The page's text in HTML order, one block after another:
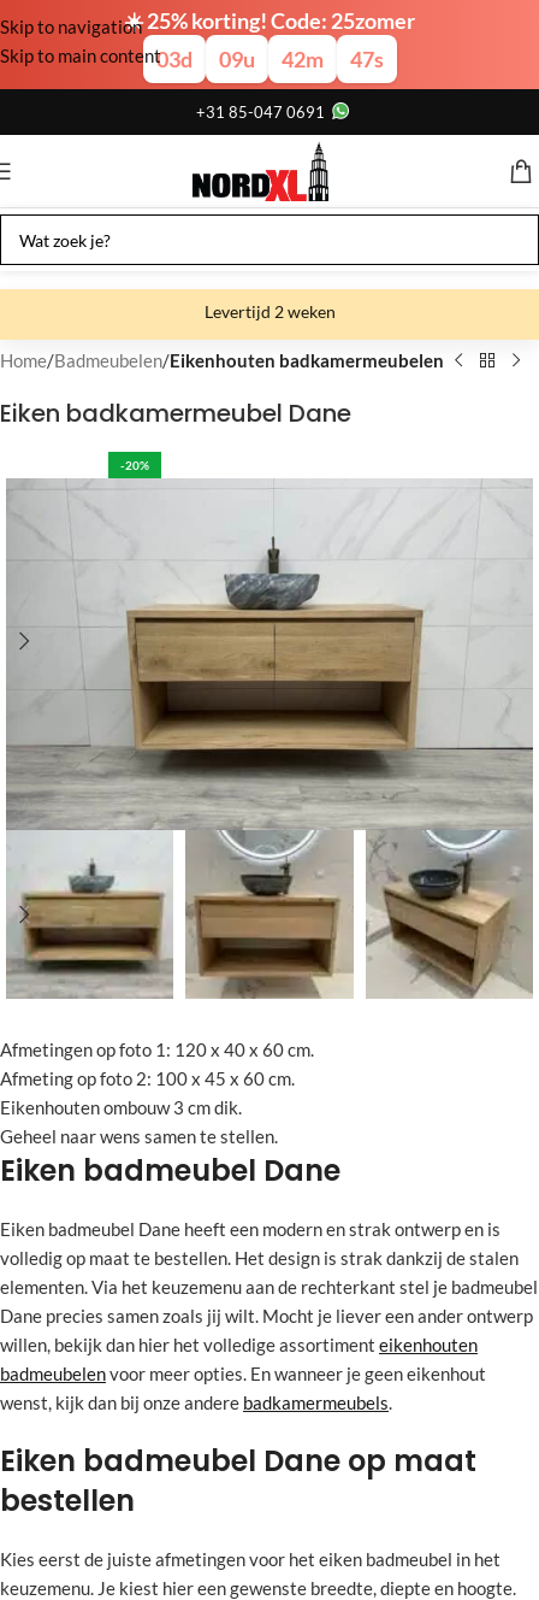
☀️ 25% korting! Code: 25zomer
03d 09u 42m 46s
Skip to navigation
Skip to main content
+31 85-047 0691
Levertijd 2 weken
Gratis verzending
Gratis afhalen
Home Badmeubelen Eikenhouten badkamermeubelen
Eiken badkamermeubel Dane
-20%
Afmetingen op foto 1: 120 x 40 x 60 cm.
Afmeting op foto 2: 100 x 45 x 60 cm.
Eikenhouten ombouw 3 cm dik.
Geheel naar wens samen te stellen.
Eiken badmeubel Dane
Eiken badmeubel Dane heeft een modern en strak ontwerp en is
volledig op maat te bestellen. Het design is strak dankzij de stalen
elementen. Via het keuzemenu aan de rechterkant stel je badmeubel
Dane precies samen zoals jij wilt. Mocht je liever een ander ontwerp
willen, bekijk dan hier het volledige assortiment eikenhouten
badmeubelenvoor meer opties. En wanneer je geen eikenhout
wenst, kijk dan bij onze andere badkamermeubels.
Eiken badmeubel Dane op maat
bestellen
Kies eerst de juiste afmetingen voor het eiken badmeubel in het
keuzemenu. Je kiest hier een gewenste breedte, diepte en hoogte.